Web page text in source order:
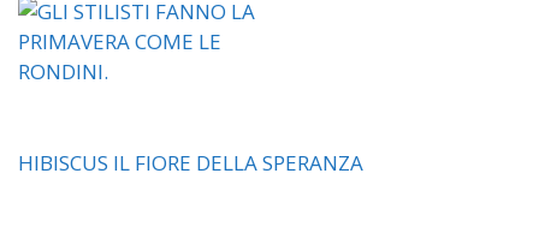
HIBISCUS IL FIORE DELLA SPERANZA